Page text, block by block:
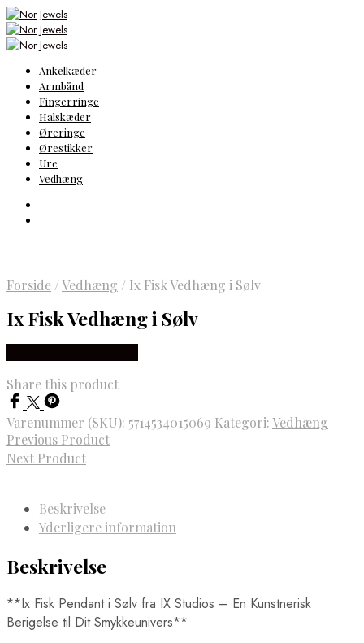
Ankelkæder
Armbånd
Fingerringe
Halskæder
Øreringe
Ørestikker
Ure
Vedhæng
Forside /Vedhæng / Ix Fisk Vedhæng i Sølv
Ix Fisk Vedhæng i Sølv
Share this product
Varenummer (SKU): 5714534015069 Kategori:Vedhæng
Previous Product
Next Product
Beskrivelse
Yderligere information
Beskrivelse
**Ix Fisk Pendant i Sølv fra IX Studios – En Kunstnerisk
Berigelse til Dit Smykkeunivers**